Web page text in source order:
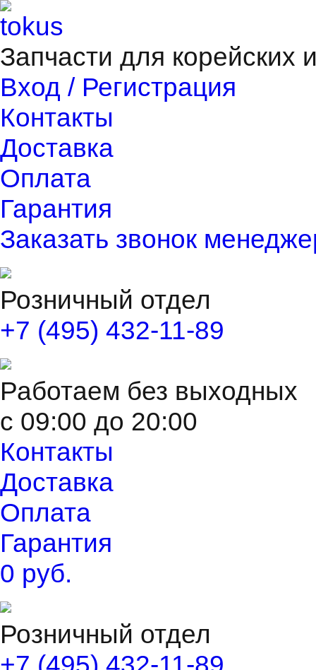
Запчасти для корейских
Вход / Регистрация
Контакты
Доставка
Оплата
Гарантия
Заказать звонок
Розничный отдел
+7 (495) 432-11-89
Работаем без выходных
с 09:00 до 20:00
Контакты
Доставка
Оплата
Гарантия
0 руб.
Розничный отдел